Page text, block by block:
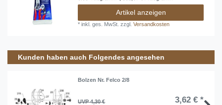
Artikel anzeigen
*inkl. ges. MwSt. zzgl.Versandkosten
Kunden haben auch Folgendes angesehen
Bolzen Nr. Felco 2/8
UVP 4,30 € 3,62 € *